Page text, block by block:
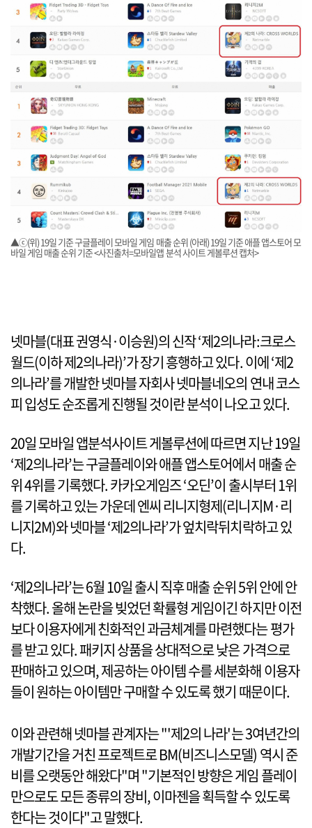
▲ⓒ(위) 19일 기준 구글플레이 모바일 게임 매출 순위 (아래) 19일 기준 애플 앱스토어 모
바일 게임 매출 순위 기준 <사진출처=모바일앱 분석 사이트 게볼루션 캡처>
넷마블(대표 권영식·이승원)의 신작 ‘제2의나라:크로스
월드(이하 제2의나라)’가 장기 흥행하고 있다. 이에 ‘제2
의나라’를 개발한 넷마블 자회사 넷마블네오의 연내 코스
피 입성도 순조롭게 진행될 것이란 분석이 나오고 있다.
20일 모바일 앱분석사이트 게볼루션에 따르면 지난 19일
‘제2의나라’는 구글플레이와 애플 앱스토어에서 매출 순
위 4위를 기록했다. 카카오게임즈 ‘오딘’이 출시부터 1위
를 기록하고 있는 가운데 엔씨 리니지형제(리니지M·리
니지2M)와 넷마블 ‘제2의나라’가 엎치락뒤치락하고 있
다.
‘제2의나라’는 6월 10일 출시 직후 매출 순위 5위 안에 안
착했다. 올해 논란을 빚었던 확률형 게임이긴 하지만 이전
보다 이용자에게 친화적인 과금체계를 마련했다는 평가
를 받고 있다. 패키지 상품을 상대적으로 낮은 가격으로
판매하고 있으며, 제공하는 아이템 수를 세분화해 이용자
들이 원하는 아이템만 구매할 수 있도록 했기 때문이다.
이와 관련해 넷마블 관계자는 "'제2의 나라'는 3여년간의
개발기간을 거친 프로젝트로 BM(비즈니스모델) 역시 준
비를 오랫동안 해왔다"며 "기본적인 방향은 게임 플레이
만으로도 모든 종류의 장비, 이마젠을 획득할 수 있도록
한다는 것이다"고 말했다.